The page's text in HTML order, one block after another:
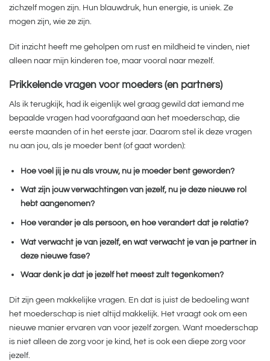
zichzelf mogen zijn. Hun blauwdruk, hun energie, is uniek. Ze
mogen zijn, wie ze zijn.
Dit inzicht heeft me geholpen om rust en mildheid te vinden, niet
alleen naar mijn kinderen toe, maar vooral naar mezelf.
Prikkelende vragen voor moeders (en partners)
Als ik terugkijk, had ik eigenlijk wel graag gewild dat iemand me
bepaalde vragen had voorafgaand aan het moederschap, die
eerste maanden of in het eerste jaar. Daarom stel ik deze vragen
nu aan jou, als je moeder bent (of gaat worden):
Hoe voel jij je nu als vrouw, nu je moeder bent geworden?
Wat zijn jouw verwachtingen van jezelf, nu je deze nieuwe rol
hebt aangenomen?
Hoe verander je als persoon, en hoe verandert dat je relatie?
Wat verwacht je van jezelf, en wat verwacht je van je partner in
deze nieuwe fase?
Waar denk je dat je jezelf het meest zult tegenkomen?
Dit zijn geen makkelijke vragen. En dat is juist de bedoeling want
het moederschap is niet altijd makkelijk. Het vraagt ook om een
nieuwe manier ervaren van voor jezelf zorgen. Want moederschap
is niet alleen de zorg voor je kind, het is ook een diepe zorg voor
jezelf.